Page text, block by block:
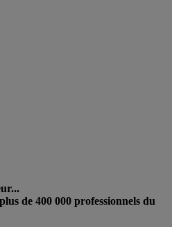
de 400 000 professionnels du